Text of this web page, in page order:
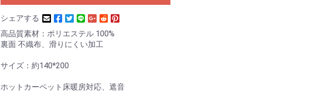
シェアする
高品質素材：ポリエステル 100%
裏面 不織布、滑りにくい加工
サイズ：約140*200
ホットカーペット床暖房対応、遮音